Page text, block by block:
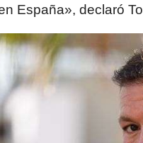
España», declaró